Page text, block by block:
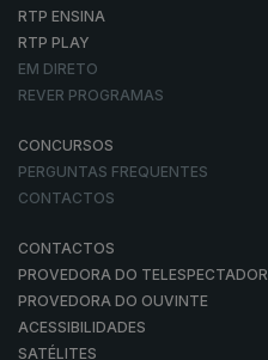
RTP ENSINA
RTP PLAY
EM DIRETO
REVER PROGRAMAS
CONCURSOS
PERGUNTAS FREQUENTES
CONTACTOS
CONTACTOS
PROVEDORA DO TELESPECTADOR
PROVEDORA DO OUVINTE
ACESSIBILIDADES
SATÉLITES